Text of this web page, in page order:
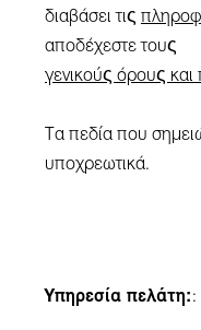
διαβάσει τις
αποδέχεστε τους
γενικούς όρους
Τα πεδία που
υποχρεωτικά.
Υπηρεσία πελάτη: :